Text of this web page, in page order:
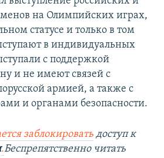
на Олимпийских играх,
статусе и только в том
в индивидуальных
с поддержкой
и не имеют связей с
армией, а также с
и органами безопасности.
заблокировать доступ к
.Беспрепятственно читать